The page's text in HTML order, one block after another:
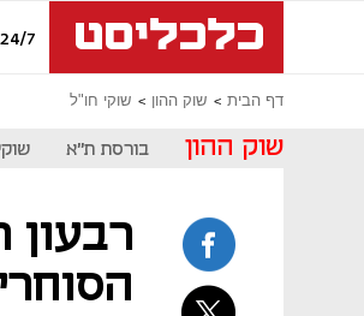
24/7
דף הבית שוק ההון שוקי חו"ל
שוק ההון בורסת ת"א
רבעון